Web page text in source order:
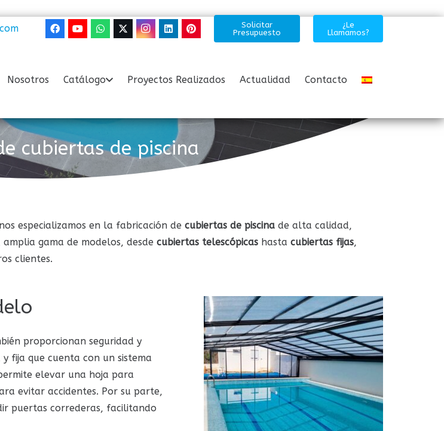
Solicitar
Presupuesto
¿Le
Llamamos?
Nosotros Catálogo Proyectos Realizados Actualidad Contacto
cubiertas de piscina
especializamos en la fabricación de cubiertas de piscina de alta calidad,
gama de modelos, desde cubiertas telescópicas hasta cubiertas fijas,
clientes.
proporcionan seguridad y
fija que cuenta con un sistema
elevar una hoja para
evitar accidentes. Por su parte,
puertas correderas, facilitando